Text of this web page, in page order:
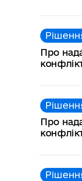
Про
Про